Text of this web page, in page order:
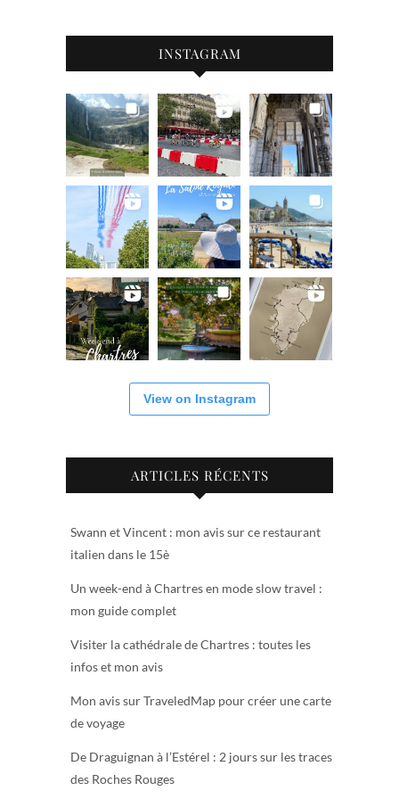
INSTAGRAM
View on Instagram
ARTICLES RÉCENTS
Swann et Vincent : mon avis sur ce restaurant
italien dans le 15è
Un week-end à Chartres en mode slow travel :
mon guide complet
Visiter la cathédrale de Chartres : toutes les
infos et mon avis
Mon avis sur TraveledMap pour créer une carte
de voyage
De Draguignan à l’Estérel : 2 jours sur les traces
des Roches Rouges